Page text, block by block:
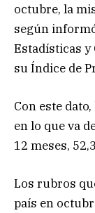
octubre, la
según
Estadísticas y
su Índice de
Con este
en lo que va
12 meses,
Los rubros
país en